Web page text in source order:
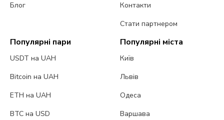
Блог
Контакти
Стати партнером
Популярні пари
USDT на UAH
Bitcoin на UAH
ETH на UAH
BTC на USD
Популярні міста
Київ
Львів
Одеса
Варшава